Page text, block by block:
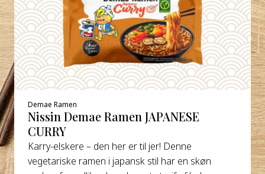
Demae Ramen
Nissin Demae Ramen JAPANESE
CURRY
Karry-elskere – den her er til jer! Denne
vegetariske ramen i japansk stil har en skøn